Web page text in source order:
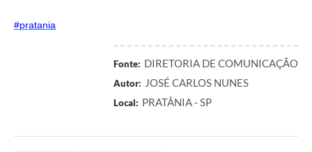
#pratania
Fonte: DIRETORIA DE COMUNICAÇÃO
Autor: JOSÉ CARLOS NUNES
Local: PRATÂNIA - SP